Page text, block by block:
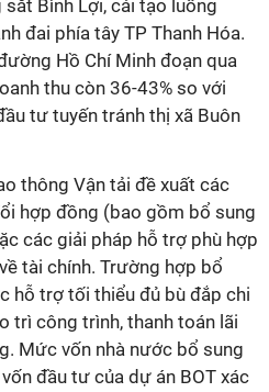
Bình Lợi, cải tạo luồng
đai phía tây TP Thanh Hóa.
Hồ Chí Minh đoạn qua
thu còn 36-43% so với
tư tuyến tránh thị xã Buôn
thông Vận tải đề xuất các
hợp đồng (bao gồm bổ sung
các giải pháp hỗ trợ phù hợp
tài chính. Trường hợp bổ
hỗ trợ tối thiểu đủ bù đắp chi
trì công trình, thanh toán lãi
Mức vốn nhà nước bổ sung
đầu tư của dự án BOT xác